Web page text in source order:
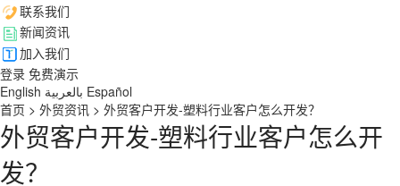
联系我们
新闻资讯
加入我们
登录 免费演示
English بالعربية Español
首页 > 外贸资讯 > 外贸客户开发-塑料行业客户怎么开发？
外贸客户开发-塑料行业客户怎么开
发？